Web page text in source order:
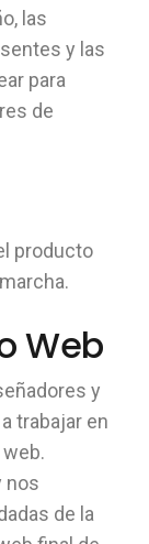
las
y las
para
de
producto
Web
y
trabajar en
nos
de la